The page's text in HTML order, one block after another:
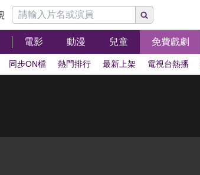
電影 動漫 兒童 免費戲劇
同步ON檔 熱門排行 最新上架 電視台熱播